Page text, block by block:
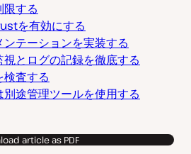
限する
を有効にする
テーションを実装する
とログの記録を徹底する
査する
途管理ツールを使用する
article as PDF